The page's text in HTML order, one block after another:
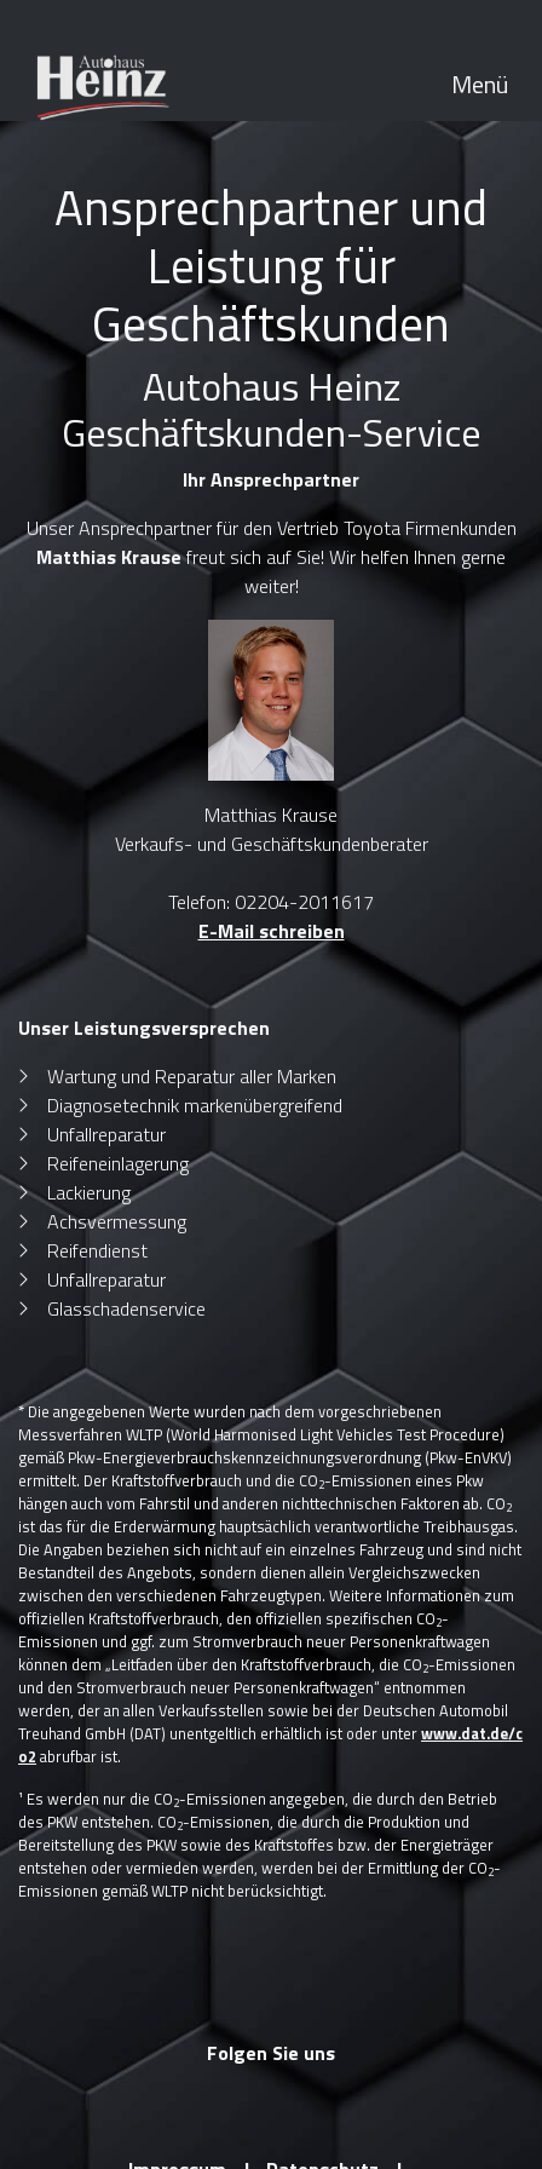
Menü
Ansprechpartner und
Leistung für
Geschäftskunden
Autohaus Heinz
Geschäftskunden-Service
Ihr Ansprechpartner
Unser Ansprechpartner für den Vertrieb Toyota Firmenkunden
Matthias Krausefreut sich auf Sie! Wir helfen Ihnen gerne
weiter!
Matthias Krause
Verkaufs- und Geschäftskundenberater
Telefon: 02204-2011617
E-Mail schreiben
Unser Leistungsversprechen
Wartung und Reparatur aller Marken
Diagnosetechnik markenübergreifend
Unfallreparatur
Reifeneinlagerung
Lackierung
Achsvermessung
Reifendienst
Unfallreparatur
Glasschadenservice
* Die angegebenen Werte wurden nach dem vorgeschriebenen
Messverfahren WLTP (World Harmonised Light Vehicles Test Procedure)
gemäß Pkw-Energieverbrauchskennzeichnungsverordnung (Pkw-EnVKV)
ermittelt. Der Kraftstoffverbrauch und die CO2-Emissionen eines Pkw
hängen auch vom Fahrstil und anderen nichttechnischen Faktoren ab. CO2
ist das für die Erderwärmung hauptsächlich verantwortliche Treibhausgas.
Die Angaben beziehen sich nicht auf ein einzelnes Fahrzeug und sind nicht
Bestandteil des Angebots, sondern dienen allein Vergleichszwecken
zwischen den verschiedenen Fahrzeugtypen. Weitere Informationen zum
offiziellen Kraftstoffverbrauch, den offiziellen spezifischen CO2-
Emissionen und ggf. zum Stromverbrauch neuer Personenkraftwagen
können dem „Leitfaden über den Kraftstoffverbrauch, die CO2-Emissionen
und den Stromverbrauch neuer Personenkraftwagen“ entnommen
werden, der an allen Verkaufsstellen sowie bei der Deutschen Automobil
Treuhand GmbH (DAT) unentgeltlich erhältlich ist oder unterwww.dat.de/c
o2 abrufbar ist.
¹ Es werden nur die CO2-Emissionen angegeben, die durch den Betrieb
des PKW entstehen. CO2-Emissionen, die durch die Produktion und
Bereitstellung des PKW sowie des Kraftstoffes bzw. der Energieträger
entstehen oder vermieden werden, werden bei der Ermittlung der CO2-
Emissionen gemäß WLTP nicht berücksichtigt.
Folgen Sie uns